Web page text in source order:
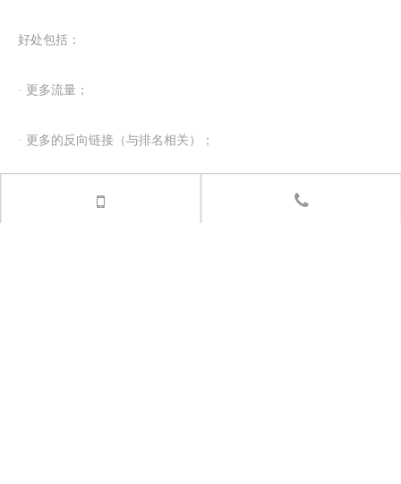
好处包括：
· 更多流量；
· 更多的反向链接（与排名相关）；